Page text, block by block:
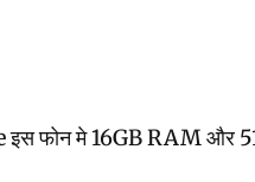
फोन मे 16GB RAM और